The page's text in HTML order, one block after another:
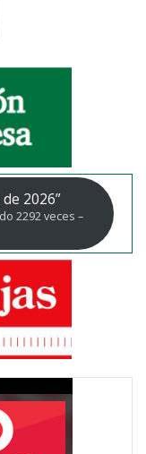
2026”
2292 veces –